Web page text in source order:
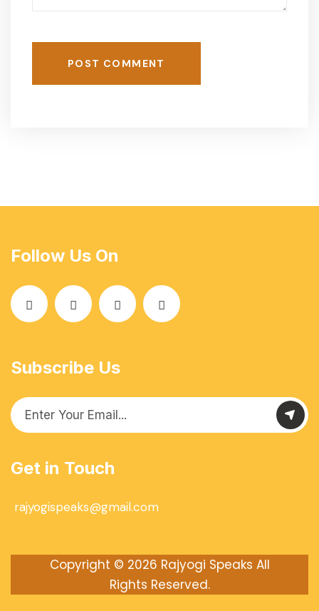
POST COMMENT
Follow Us On
Subscribe Us
Get in Touch
rajyogispeaks@gmail.com
Copyright © 2026 Rajyogi Speaks All
Rights Reserved.